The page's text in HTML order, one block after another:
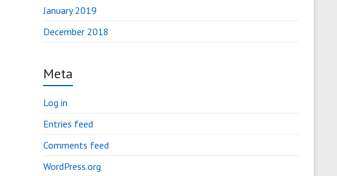
January 2019
December 2018
Meta
Log in
Entries feed
Comments feed
WordPress.org